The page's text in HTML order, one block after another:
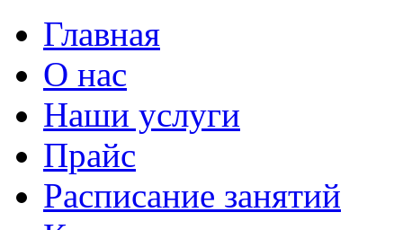
Главная
О нас
Наши услуги
Прайс
Расписание занятий